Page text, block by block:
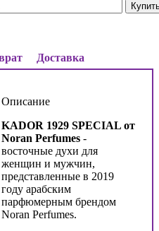
Доставка
Описание
KADOR 1929 SPECIAL от
Noran Perfumes -
восточные духи для
женщин и мужчин,
представленные в 2019
году арабским
парфюмерным брендом
Noran Perfumes.